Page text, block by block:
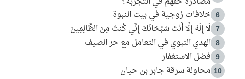
6 خلافات زوجية في بيت النبوة
7 لَا إِلَهَ إِلَّا أَنْتَ سُبْحَانَكَ إِنِّي كُنْتُ مِنَ الظَّالِمِينَ
8 الهدي النبوي في التعامل مع حر الصيف
9 فضل الاستغفار
10 محاولة سرقة جابر بن حيان